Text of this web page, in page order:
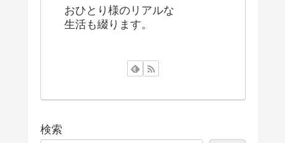
おひとり様のリアルな
生活も綴ります。
検索